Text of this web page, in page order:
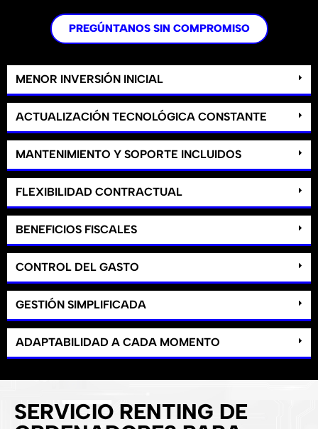
PREGÚNTANOS SIN COMPROMISO
MENOR INVERSIÓN INICIAL
ACTUALIZACIÓN TECNOLÓGICA CONSTANTE
MANTENIMIENTO Y SOPORTE INCLUIDOS
FLEXIBILIDAD CONTRACTUAL
BENEFICIOS FISCALES
CONTROL DEL GASTO
GESTIÓN SIMPLIFICADA
ADAPTABILIDAD A CADA MOMENTO
SERVICIO RENTING DE